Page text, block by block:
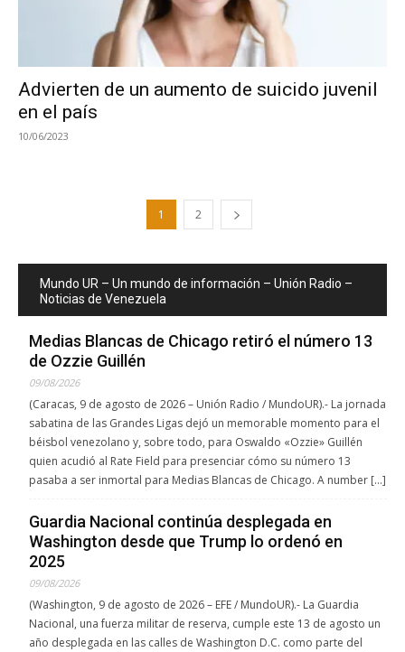
Advierten de un aumento de suicido juvenil
en el país
10/06/2023
1 2
Mundo UR – Un mundo de información – Unión Radio –
Noticias de Venezuela
Medias Blancas de Chicago retiró el número 13
de Ozzie Guillén
09/08/2026
(Caracas, 9 de agosto de 2026 – Unión Radio / MundoUR).- La jornada
sabatina de las Grandes Ligas dejó un memorable momento para el
béisbol venezolano y, sobre todo, para Oswaldo «Ozzie» Guillén
quien acudió al Rate Field para presenciar cómo su número 13
pasaba a ser inmortal para Medias Blancas de Chicago. A number […]
Guardia Nacional continúa desplegada en
Washington desde que Trump lo ordenó en
2025
09/08/2026
(Washington, 9 de agosto de 2026 – EFE / MundoUR).- La Guardia
Nacional, una fuerza militar de reserva, cumple este 13 de agosto un
año desplegada en las calles de Washington D.C. como parte del